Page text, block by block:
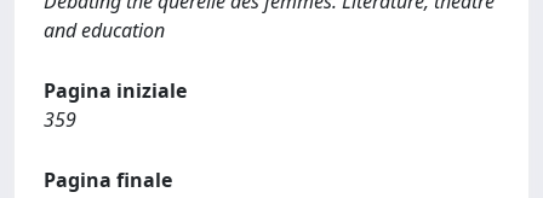
and education
Pagina iniziale
359
Pagina finale